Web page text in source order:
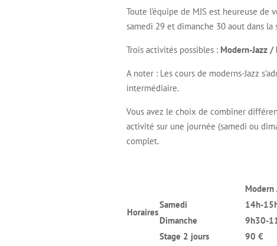
Toute l’équipe de MJS est heureuse
samedi 29 et dimanche 30 aout dans
Trois activités possibles : Modern-Jazz
A noter : Les cours de moderns-Jazz
intermédiaire.
Vous avez le choix de combiner
activité sur une journée (samedi ou
complet.
Modern
Horaires
Samedi 14h-
Dimanche
9h30-
Stage 2 jours
90 €